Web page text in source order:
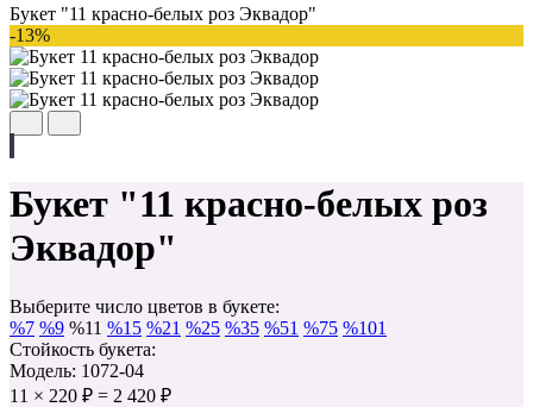
Букет "11 красно-белых роз Эквадор"
-13%
Букет "11 красно-белых роз
Эквадор"
Выберите число цветов в букете:
%7 %9 %11 %15 %21 %25 %35 %51 %75 %101
Стойкость букета:
Модель: 1072-04
11 × 220 ₽ = 2 420 ₽